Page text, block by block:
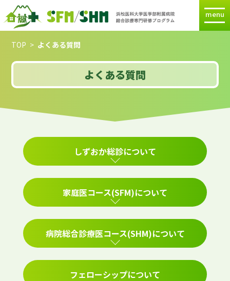
menu
TOP よくある質問
よくある質問
しずおか総診について
家庭医コース(SFM)について
病院総合診療医コース(SHM)について
フェローシップについて